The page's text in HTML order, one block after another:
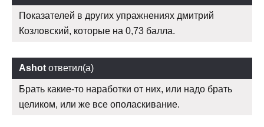
Показателей в других упражнениях дмитрий
Козловский, которые на 0,73 балла.
Ashot ответил(а)
Брать какие-то наработки от них, или надо брать
целиком, или же все ополаскивание.